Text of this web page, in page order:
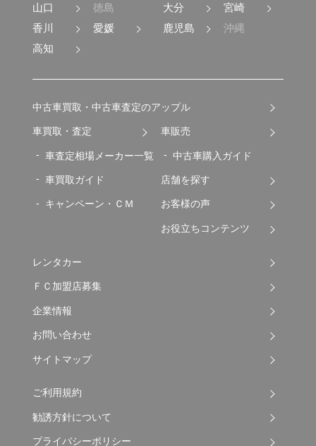
山口
徳島
香川
愛媛
高知
大分
宮崎
鹿児島
沖縄
中古車買取・中古車査定のアップル
車買取・査定
車査定相場メーカー一覧
車買取ガイド
キャンペーン・ＣＭ
車販売
中古車購入ガイド
店舗を探す
お客様の声
お役立ちコンテンツ
レンタカー
ＦＣ加盟店募集
企業情報
お問い合わせ
サイトマップ
ご利用規約
勧誘方針について
プライバシーポリシー